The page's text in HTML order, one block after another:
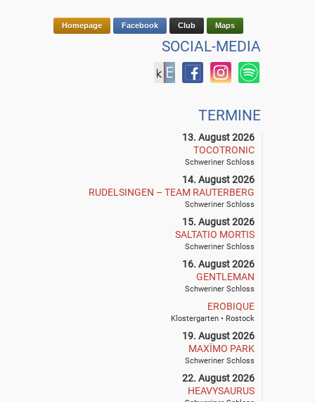
Homepage Facebook Club Maps
SOCIAL-MEDIA
TERMINE
13. August 2026
TOCOTRONIC
Schweriner Schloss
14. August 2026
RUDELSINGEN – TEAM RAUTERBERG
Schweriner Schloss
15. August 2026
SALTATIO MORTIS
Schweriner Schloss
16. August 2026
GENTLEMAN
Schweriner Schloss
EROBIQUE
Klostergarten • Rostock
19. August 2026
MAXÏMO PARK
Schweriner Schloss
22. August 2026
HEAVYSAURUS